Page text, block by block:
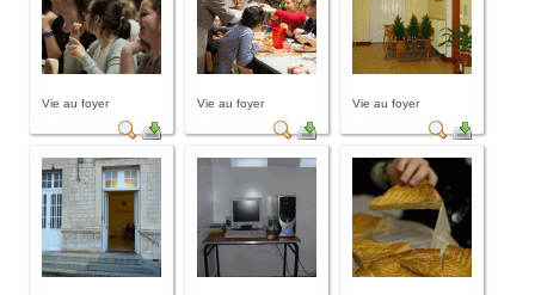
Vie au foyer Vie au foyer Vie au foyer